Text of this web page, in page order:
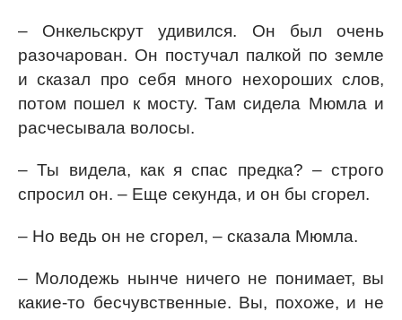
– Онкельскрут удивился. Он был очень
разочарован. Он постучал палкой по земле
и сказал про себя много нехороших слов,
потом пошел к мосту. Там сидела Мюмла и
расчесывала волосы.
– Ты видела, как я спас предка? – строго
спросил он. – Еще секунда, и он бы сгорел.
– Но ведь он не сгорел, – сказала Мюмла.
– Молодежь нынче ничего не понимает, вы
какие-то бесчувственные. Вы, похоже, и не